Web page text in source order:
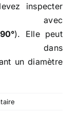
inspecter
90°). Elle peut
un diamètre